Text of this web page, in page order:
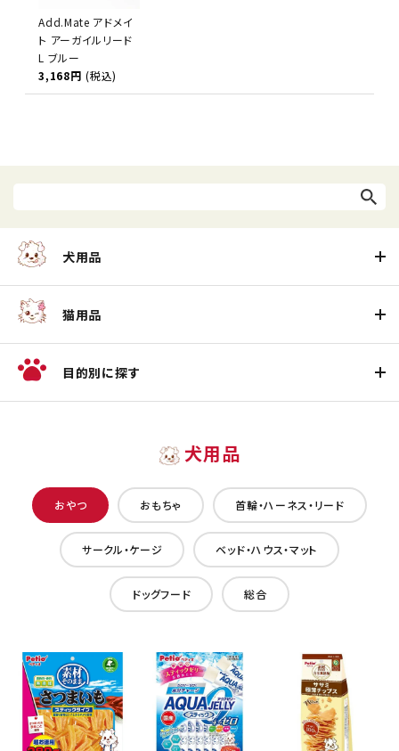
Add.Mate アドメイ
ト アーガイルリード
L ブルー
3,168円 (税込)
犬用品
猫用品
目的別に探す
犬用品
おやつ おもちゃ 首輪・ハーネス・リード
サークル・ケージ ベッド・ハウス・マット
ドッグフード 総合